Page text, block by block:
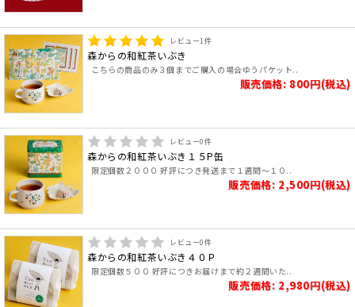
レビュー1件
森からの和紅茶いぶき
こちらの商品のみ３個までご購入の場合ゆうパケット..
販売価格: 800円(税込)
レビュー0件
森からの和紅茶いぶき１５P缶
限定個数２０００ 好評につき発送まで１週間～１０..
販売価格: 2,500円(税込)
レビュー0件
森からの和紅茶いぶき４０Ｐ
限定個数５００ 好評につきお届けまで約２週間いた..
販売価格: 2,980円(税込)